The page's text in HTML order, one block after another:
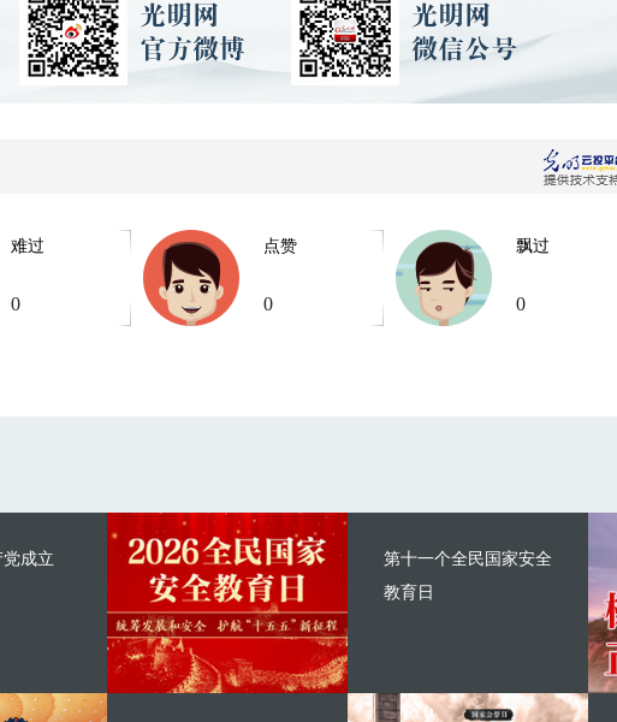
难过
0
点赞
0
飘过
0
成立
第十一个全民国家安全
教育日